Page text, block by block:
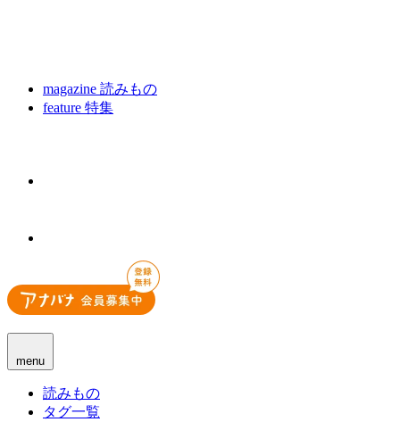
magazine 読みもの
feature 特集
menu
読みもの
タグ一覧